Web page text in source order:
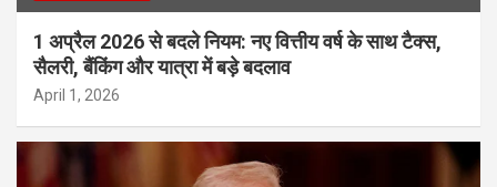
1 अप्रैल 2026 से बदले नियम: नए वित्तीय वर्ष के साथ टैक्स,
सैलरी, बैंकिंग और यात्रा में बड़े बदलाव
April 1, 2026